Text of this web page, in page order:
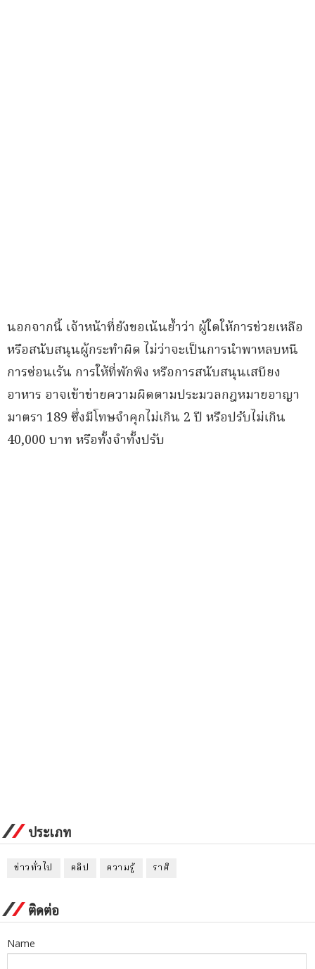
นอกจากนี้ เจ้าหน้าที่ยังขอเน้นย้ำว่า ผู้ใดให้การช่วยเหลือ
หรือสนับสนุนผู้กระทำผิด ไม่ว่าจะเป็นการนำพาหลบหนี
การซ่อนเร้น การให้ที่พักพิง หรือการสนับสนุนเสบียง
อาหาร อาจเข้าข่ายความผิดตามประมวลกฎหมายอาญา
มาตรา 189 ซึ่งมีโทษจำคุกไม่เกิน 2 ปี หรือปรับไม่เกิน
40,000 บาท หรือทั้งจำทั้งปรับ
ประเภท
ข่าวทั่วไป คลิป ความรู้ ราศี
ติดต่อ
Name